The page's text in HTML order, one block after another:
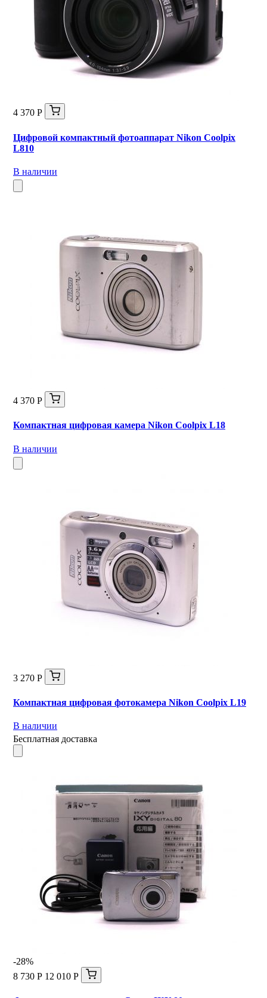
4 370 Р
Цифровой компактный фотоаппарат Nikon Coolpix
L810
В наличии
4 370 Р
Компактная цифровая камера Nikon Coolpix L18
В наличии
3 270 Р
Компактная цифровая фотокамера Nikon Coolpix L19
В наличии
Бесплатная доставка
-28%
8 730 Р 12 010 Р